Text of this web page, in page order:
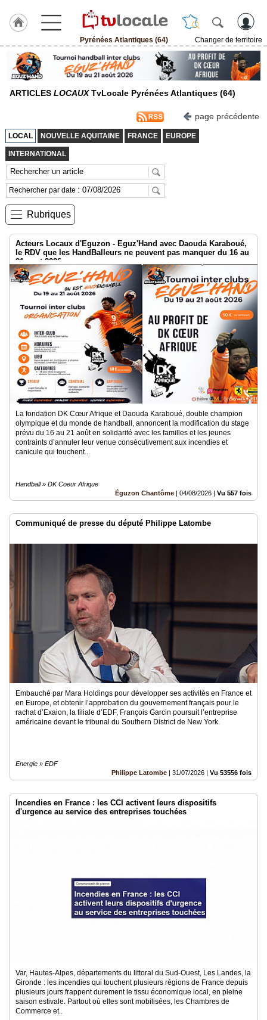
Pyrénées Atlantiques (64)
Changer de territoire
J'adhère
Hulcoq
ACCUEIL
TvLocale
France
Accueil
RUBRIQUES
Agenda
Gazette
Vidéos
Médias
Blogs
Prémium
Inscription
annuaire
Accès
éditeur
ARTICLES LOCAUXTvLocale Pyrénées Atlantiques (64)
page précédente
LOCAL NOUVELLE AQUITAINE FRANCE EUROPE
INTERNATIONAL
Rechercher par date :
Rubriques
Acteurs Locaux d'Eguzon - Eguz'Hand avec Daouda Karaboué,
le RDV que les HandBalleurs ne peuvent pas manquer du 16 au
21 aout 2026
La fondation DK Cœur Afrique et Daouda Karaboué, double champion
olympique et du monde de handball, annoncent la modification du stage
prévu du 16 au 21 août en solidarité avec les familles et les jeunes
contraints d’annuler leur venue consécutivement aux incendies et
canicule qui touchent..
Handball » DK Coeur Afrique
Éguzon Chantôme | 04/08/2026 | Vu 557 fois
Communiqué de presse du député Philippe Latombe
Embauché par Mara Holdings pour développer ses activités en France et
en Europe, et obtenir l’approbation du gouvernement français pour le
rachat d’Exaion, la filiale d’EDF, François Garcin poursuit l’entreprise
américaine devant le tribunal du Southern District de New York.
Energie » EDF
Philippe Latombe | 31/07/2026 | Vu 53556 fois
Incendies en France : les CCI activent leurs dispositifs
d'urgence au service des entreprises touchées
Var, Hautes-Alpes, départements du littoral du Sud-Ouest, Les Landes, la
Gironde : les incendies qui touchent plusieurs régions de France depuis
plusieurs jours frappent durement le tissu économique local, en pleine
saison estivale. Partout où elles sont mobilisées, les Chambres de
Commerce et..